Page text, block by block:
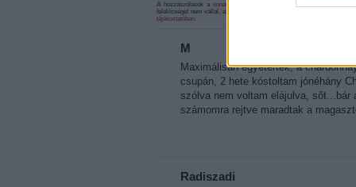
A hozzászólások a vonatkozó jogszabályok
felelősséget nem vállal, azokat nem ellenőrzi. Kifogás esetén forduljon
tájékoztatóban.
M
Maximálisan egyetértek, a
csupán, 2 hete kóstoltam jónéhány
szólva nem voltam elájulva, sőt...bár
számomra rejtve maradtak a
Radiszadi